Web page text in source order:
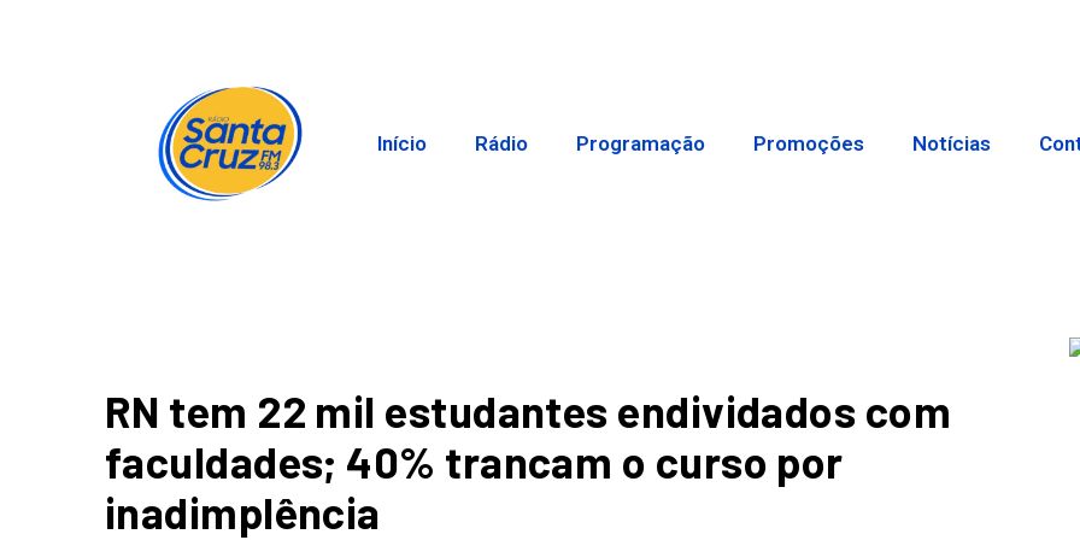
Início Rádio Programação Promoções Notícias
RN tem 22 mil estudantes endividados com
faculdades; 40% trancam o curso por
inadimplência